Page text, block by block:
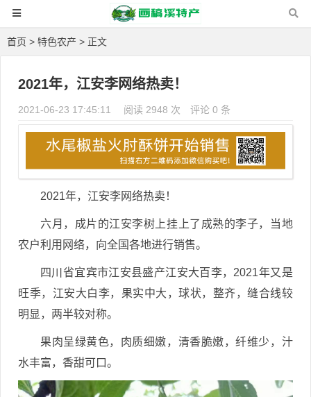
首页 > 特色农产 > 正文
2021年，江安李网络热卖！
2021-06-23 17:45:11 阅读 2948 次 评论 0 条
2021年，江安李网络热卖！
六月，成片的江安李树上挂上了成熟的李子，当地
农户利用网络，向全国各地进行销售。
四川省宜宾市江安县盛产江安大百李，2021年又是
旺季，江安大白李，果实中大，球状，整齐，缝合线较
明显，两半较对称。
果肉呈绿黄色，肉质细嫩，清香脆嫩，纤维少，汁
水丰富，香甜可口。